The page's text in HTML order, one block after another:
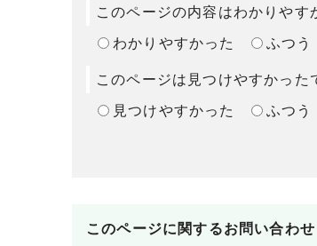
このページの内容はわかりやす
わかりやすかった ふつう
このページは見つけやすかった
見つけやすかった ふつう
このページに関するお問い合わせ